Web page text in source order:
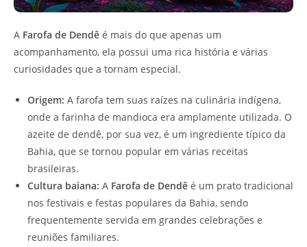
A Farofa de Dendê é mais do que apenas um
acompanhamento, ela possui uma rica história e várias
curiosidades que a tornam especial.
Origem: A farofa tem suas raízes na culinária indígena,
onde a farinha de mandioca era amplamente utilizada. O
azeite de dendê, por sua vez, é um ingrediente típico da
Bahia, que se tornou popular em várias receitas
brasileiras.
Cultura baiana: A Farofa de Dendê é um prato tradicional
nos festivais e festas populares da Bahia, sendo
frequentemente servida em grandes celebrações e
reuniões familiares.